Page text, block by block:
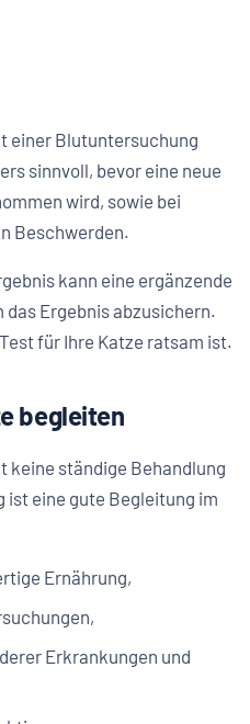
einer Blutuntersuchung
sinnvoll, bevor eine neue
wird, sowie bei
Beschwerden.
kann eine ergänzende
Ergebnis abzusichern.
für Ihre Katze ratsam ist.
begleiten
keine ständige Behandlung
ist eine gute Begleitung im
Ernährung,
Erkrankungen und